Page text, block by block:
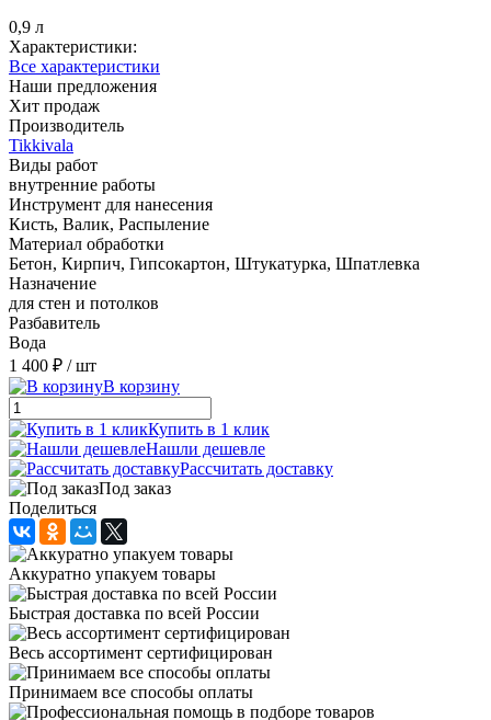
0,9 л
Характеристики:
Все характеристики
Наши предложения
Хит продаж
Производитель
Tikkivala
Виды работ
внутренние работы
Инструмент для нанесения
Кисть, Валик, Распыление
Материал обработки
Бетон, Кирпич, Гипсокартон, Штукатурка, Шпатлевка
Назначение
для стен и потолков
Разбавитель
Вода
1 400 ₽ / шт
В корзину
Купить в 1 клик
Нашли дешевле
Рассчитать доставку
Под заказ
Поделиться
Аккуратно упакуем товары
Быстрая доставка по всей России
Весь ассортимент сертифицирован
Принимаем все способы оплаты